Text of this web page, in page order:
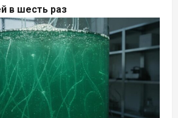
в шесть раз